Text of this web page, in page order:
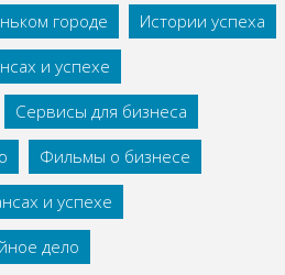
городе
Истории успеха
и успехе
Сервисы для бизнеса
Фильмы о бизнесе
и успехе
дело